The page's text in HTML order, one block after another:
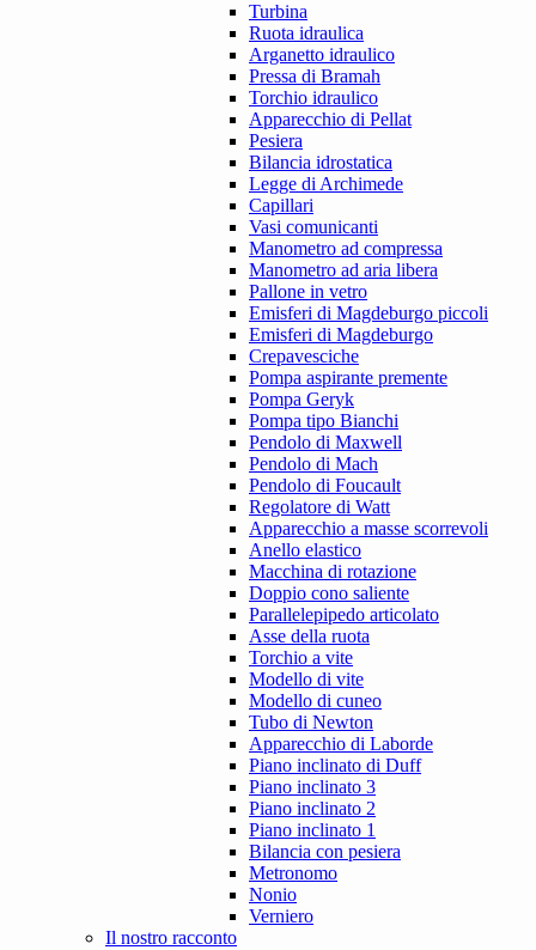
Turbina
Ruota idraulica
Arganetto idraulico
Pressa di Bramah
Torchio idraulico
Apparecchio di Pellat
Pesiera
Bilancia idrostatica
Legge di Archimede
Capillari
Vasi comunicanti
Manometro ad compressa
Manometro ad aria libera
Pallone in vetro
Emisferi di Magdeburgo piccoli
Emisferi di Magdeburgo
Crepavesciche
Pompa aspirante premente
Pompa Geryk
Pompa tipo Bianchi
Pendolo di Maxwell
Pendolo di Mach
Pendolo di Foucault
Regolatore di Watt
Apparecchio a masse scorrevoli
Anello elastico
Macchina di rotazione
Doppio cono saliente
Parallelepipedo articolato
Asse della ruota
Torchio a vite
Modello di vite
Modello di cuneo
Tubo di Newton
Apparecchio di Laborde
Piano inclinato di Duff
Piano inclinato 3
Piano inclinato 2
Piano inclinato 1
Bilancia con pesiera
Metronomo
Nonio
Verniero
Il nostro racconto